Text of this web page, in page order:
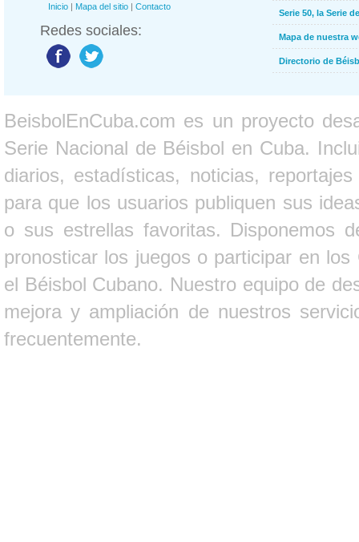
Inicio | Mapa del sitio | Contacto
Redes sociales:
Serie 50, la Serie
Mapa de nuestra
Directorio de
BeisbolEnCuba.com es un proyecto
Serie Nacional de Béisbol en Cuba.
diarios, estadísticas, noticias,
para que los usuarios publiquen sus
o sus estrellas favoritas. Disponemos
pronosticar los juegos o participar en
el Béisbol Cubano. Nuestro equipo de
mejora y ampliación de nuestros
frecuentemente.